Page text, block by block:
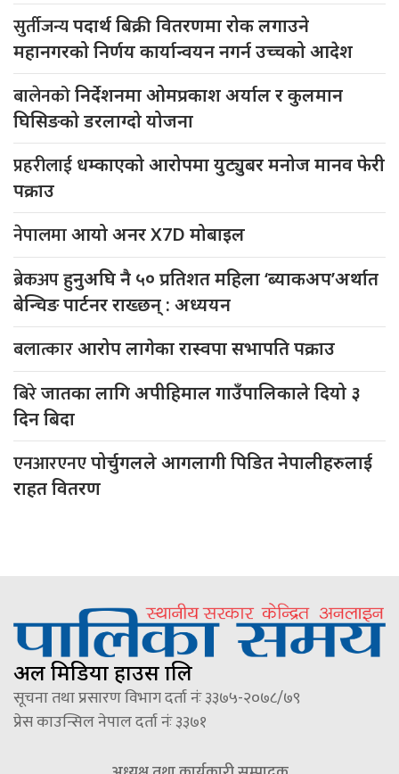
सुर्तीजन्यपदार्थ बिक्री वितरणमा रोक लगाउने
महानगरको निर्णय कार्यान्वयन नगर्न उच्चको आदेश
बालेनकोनिर्देशनमा ओमप्रकाश अर्याल र कुलमान
घिसिङको डरलाग्दो योजना
प्रहरीलाई धम्काएको आरोपमा युट्युबर मनोज मानव फेरी
पक्राउ
नेपालमाआयो अनर X7D मोबाइल
ब्रेकअपहुनुअघि नै ५० प्रतिशत महिला ‘ब्याकअप’अर्थात
बेन्चिङ पार्टनर राख्छन् : अध्ययन
बलात्कारआरोप लागेका रास्वपा सभापति पक्राउ
बिरेजातका लागि अपीहिमाल गाउँपालिकाले दियो ३
दिन बिदा
एनआरएनएपोर्चुगलले आगलागी पिडित नेपालीहरुलाई
राहत वितरण
अल मिडिया हाउस प्रालि
सूचना तथा प्रसारण विभाग दर्ता नंः ३३७५-२०७८/७९
प्रेस काउन्सिल नेपाल दर्ता नंः ३३७१